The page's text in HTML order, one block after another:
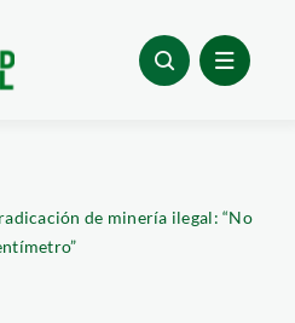
de minería ilegal: “No